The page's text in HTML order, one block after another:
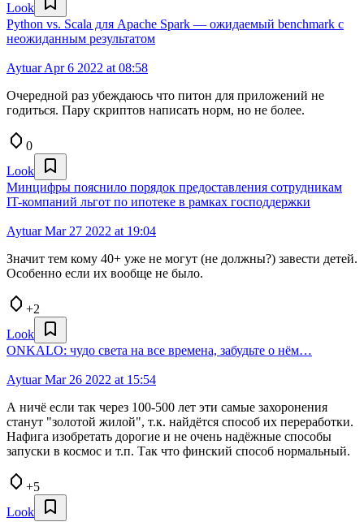
Look
Python vs. Scala для Apache Spark — ожидаемый benchmark с
неожиданным результатом
AytuarApr 6 2022 at 08:58
Очередной раз убеждаюсь что питон для приложений не
годиться. Пару скриптов написать норм, но не более.
0
Look
Минцифры пояснило порядок предоставления сотрудникам
IT-компаний льгот по ипотеке в рамках господдержки
AytuarMar 27 2022 at 19:04
Значит тем кому 40+ уже не могут (не должны?) завести детей.
Особенно если их вообще не было.
+2
Look
ONKALO: чудо света на все времена, забудьте о нём…
AytuarMar 26 2022 at 15:54
А ничё если так через 100-500 лет эти самые захоронения
станут "золотой жилой", т.к. найдётся способ их переработки.
Нафига изобретать дорогие и не очень надёжные способы
запуски в космос и т.п. Так что финский способ нормальный.
+5
Look